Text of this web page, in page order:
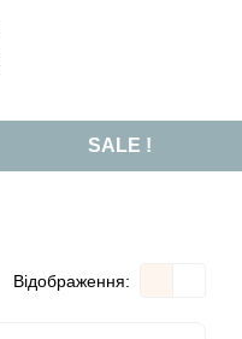
SALE !
Відображення: